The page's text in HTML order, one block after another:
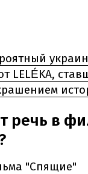
LELÉKA,
речь в
"Спящие"